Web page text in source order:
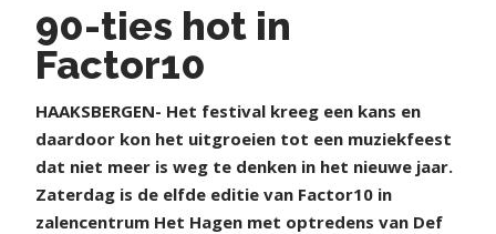
90-ties hot in
Factor10
HAAKSBERGEN- Het festival kreeg een kans en
daardoor kon het uitgroeien tot een muziekfeest
dat niet meer is weg te denken in het nieuwe jaar.
Zaterdag is de elfde editie van Factor10 in
zalencentrum Het Hagen met optredens van Def